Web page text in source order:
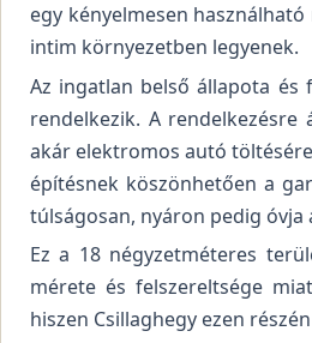
egy kényelmesen
intim környezetben legyenek.
Az ingatlan belső állapota és
rendelkezik. A
akár elektromos autó
építésnek köszönhetően a
túlságosan, nyáron pedig óvja
Ez a 18 négyzetméteres
mérete és felszereltsége
hiszen Csillaghegy ezen